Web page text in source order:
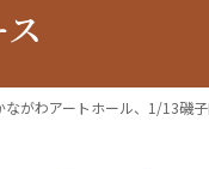
がわアートホール、1/13磯